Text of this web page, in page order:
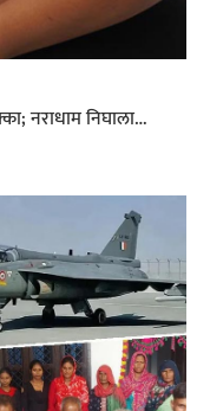
नराधाम निघाला…